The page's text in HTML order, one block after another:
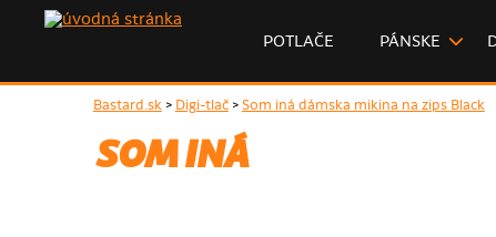
POTLAČE PÁNSKE
Bastard.sk> Digi-tlač> Som iná dámska mikina na zips Black
SOM INÁ